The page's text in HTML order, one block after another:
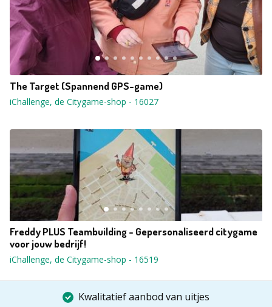
The Target (Spannend GPS-game)
iChallenge, de Citygame-shop - 16027
Freddy PLUS Teambuilding - Gepersonaliseerd citygame
voor jouw bedrijf!
iChallenge, de Citygame-shop - 16519
Kwalitatief aanbod van uitjes